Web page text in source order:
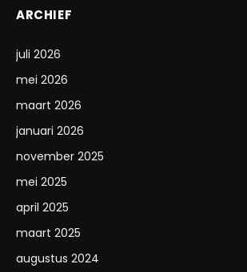
ARCHIEF
juli 2026
mei 2026
maart 2026
januari 2026
november 2025
mei 2025
april 2025
maart 2025
augustus 2024